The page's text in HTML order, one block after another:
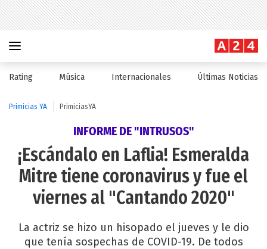
Rating Música Internacionales Últimas Noticias
Primicias YA PrimiciasYA
INFORME DE "INTRUSOS"
¡Escándalo en Laflia! Esmeralda
Mitre tiene coronavirus y fue el
viernes al "Cantando 2020"
La actriz se hizo un hisopado el jueves y le dio
que tenía sospechas de COVID-19. De todos